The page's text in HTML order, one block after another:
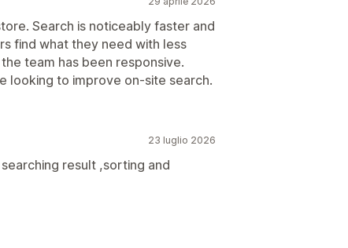
Search is noticeably faster and
find what they need with less
team has been responsive.
looking to improve on-site search.
23 luglio 2026
result ,sorting and